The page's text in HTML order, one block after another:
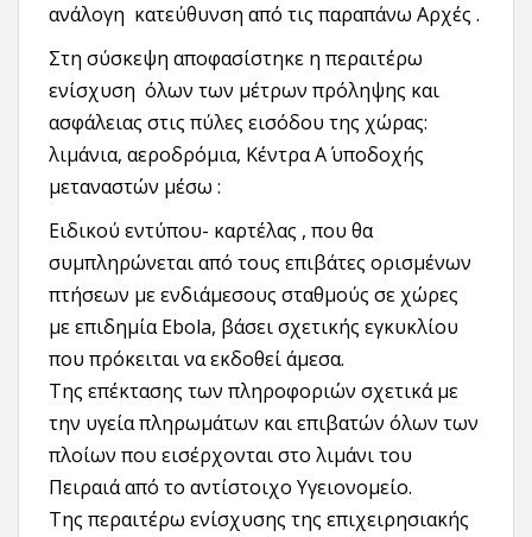
ανάλογη κατεύθυνση από τις παραπάνω Αρχές .
Στη σύσκεψη αποφασίστηκε η περαιτέρω
ενίσχυση όλων των μέτρων πρόληψης και
ασφάλειας στις πύλες εισόδου της χώρας:
λιμάνια, αεροδρόμια, Κέντρα Α΄ υποδοχής
μεταναστών μέσω :
Ειδικού εντύπου- καρτέλας , που θα
συμπληρώνεται από τους επιβάτες ορισμένων
πτήσεων με ενδιάμεσους σταθμούς σε χώρες
με επιδημία Εbola, βάσει σχετικής εγκυκλίου
που πρόκειται να εκδοθεί άμεσα.
Της επέκτασης των πληροφοριών σχετικά με
την υγεία πληρωμάτων και επιβατών όλων των
πλοίων που εισέρχονται στο λιμάνι του
Πειραιά από το αντίστοιχο Υγειονομείο.
Της περαιτέρω ενίσχυσης της επιχειρησιακής